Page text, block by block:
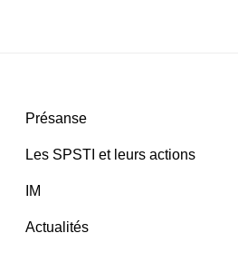
Présanse
Les SPSTI et leurs actions
IM
Actualités